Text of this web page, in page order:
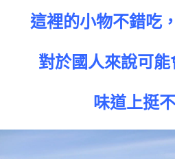
這裡的小物不錯吃
對於國人來說可
味道上挺